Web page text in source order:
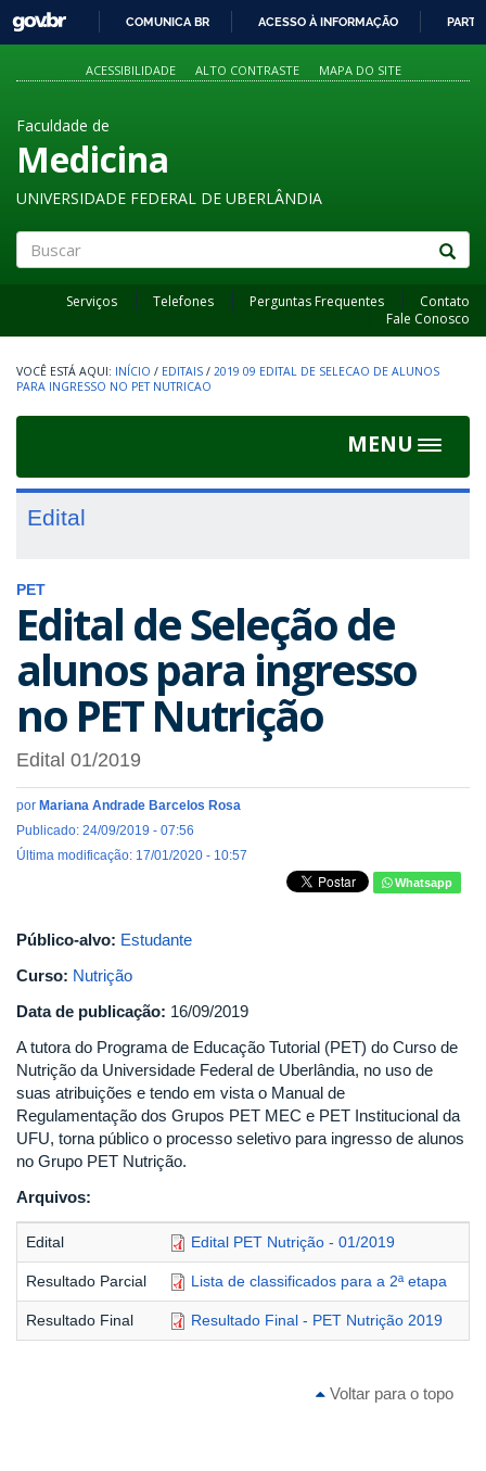
PARA
O
GOVBR
COMUNICA BR ACESSO À INFORMAÇÃO
ACESSIBILIDADE ALTO CONTRASTE MAPA DO SITE
Faculdade de
Medicina
UNIVERSIDADE FEDERAL DE UBERLÂNDIA
Serviços Telefones Perguntas Frequentes
Contato
Fale Conosco
INÍCIO / EDITAIS / 2019 09 EDITAL DE SELECAO DE ALUNOS
PARA INGRESSO NO PET NUTRICAO
MENU
Toggle
Edital
PET
Edital de Seleção de
alunos para ingresso
no PET Nutrição
Edital 01/2019
por Mariana Andrade Barcelos Rosa
Publicado: 24/09/2019 - 07:56
Última modificação: 17/01/2020 - 10:57
Whatsapp
Público-alvo: Estudante
Curso: Nutrição
Data de publicação: 16/09/2019
A tutora do Programa de Educação Tutorial (PET) do Curso de
Nutrição da Universidade Federal de Uberlândia, no uso de
suas atribuições e tendo em vista o Manual de
Regulamentação dos Grupos PET MEC e PET Institucional da
UFU, torna público o processo seletivo para ingresso de alunos
no Grupo PET Nutrição.
Arquivos:
Edital Edital PET Nutrição - 01/2019
Resultado Parcial Lista de classificados para a 2ª etapa
Resultado Final Resultado Final - PET Nutrição 2019
Voltar para o topo